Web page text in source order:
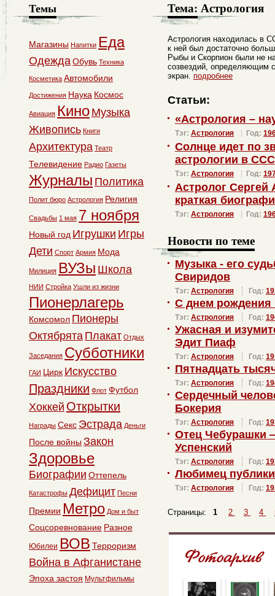
Тема: Астрология
Астрология находилась в
к ней был достаточно
Рыбы и Скорпион были не
созвездий, определяющим
экран. подробнее
Статьи:
«Астрология –
Тэг: Астрология Год:
Солнце идет по
астрологии в
Тэг: Астрология Год:
Астролог Сергей
краткая
Тэг: Астрология Год:
Новости по теме
Музыка - его
Свиридов
Тэг: Астрология Год:
С днем
Тэг: Астрология Год:
Ужасная и
Эдит Пиаф
Тэг: Астрология Год:
Пятнадцать
Тэг: Астрология Год:
Сердечный
Бокерия
Тэг: Астрология Год:
Отец Чебурашки
Успенский
Тэг: Астрология Год:
Любимец
Тэг: Астрология Год:
Страницы: 1 2 3 4
Темы
Магазины Напитки Еда
ОдеждаОбувь Техника
Косметика Автомобили
Достижения Наука Космос
Авиация Кино Музыка
Живопись Книги
Архитектура Театр
Телевидение Радио Газеты
Журналы Политика
Полит бюро Астрология Религия
Свадьбы 1 мая 7 ноября
Новый год Игрушки Игры
Дети Спорт Армия Мода
Милиция ВУЗы Школа
НИИ Стройка Ушли из жизни
Пионерлагерь
Комсомол Пионеры
Октябрята Плакат Отдых
Заседания Субботники
ГАИ Цирк Искусство
Праздники Флот Футбол
Хоккей Открытки
Награды Секс Эстрада Деньги
После войны Закон
Здоровье
Биографии Оттепель
Катастрофы Дефицит Песни
Премии Метро Дом и быт
Соцсоревнование Разное
Юбилеи ВОВ Терроризм
Война в Афганистане
Эпоха застоя Мультфильмы